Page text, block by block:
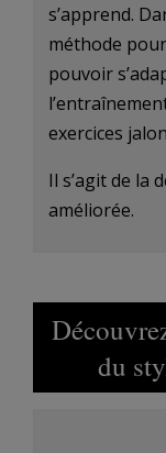
s’apprend.
méthode
pouvoir
exercices
Il s’agit de la
améliorée.
du